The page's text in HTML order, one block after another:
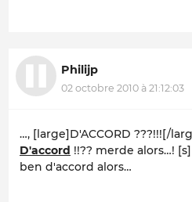
Philijp
02 octobre 2010 à 21:12:03
…, [large]D'ACCORD ???!!![/
D'accord !!?? merde alors…!
ben d'accord alors…